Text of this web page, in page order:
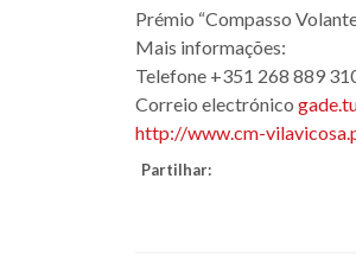
Prémio “Compasso
Mais informações:
Telefone +351 268 889
Correio electrónico
http://www.cm-
Partilhar: